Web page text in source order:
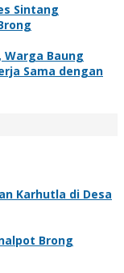
Sintang
Baung
Sama dengan
Karhutla di Desa
Brong